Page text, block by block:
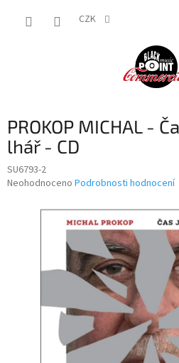
CZK
PROKOP MICHAL -
lhář - CD
SU6793-2
Průměrné
produktu
Neohodnoceno Podrobnosti hodnocení